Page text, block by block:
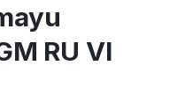
RU VI